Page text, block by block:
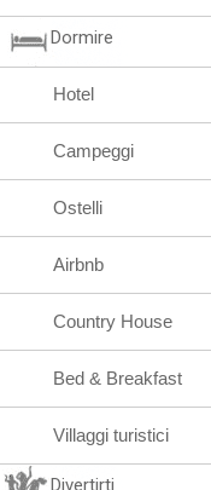
Dormire
Hotel
Campeggi
Ostelli
Airbnb
Country House
Bed & Breakfast
Villaggi turistici
Divertirti